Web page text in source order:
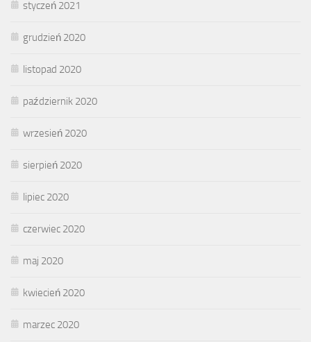
styczeń 2021
grudzień 2020
listopad 2020
październik 2020
wrzesień 2020
sierpień 2020
lipiec 2020
czerwiec 2020
maj 2020
kwiecień 2020
marzec 2020